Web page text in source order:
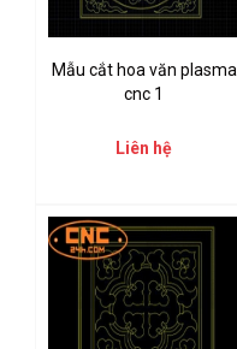
Mẫu cắt hoa văn plasma
cnc 1
Liên hệ